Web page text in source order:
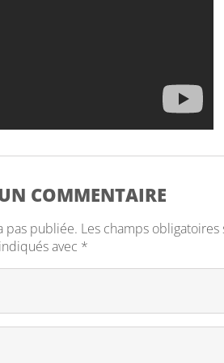
COMMENTAIRE
pas publiée. Les champs obligatoires
indiqués avec *